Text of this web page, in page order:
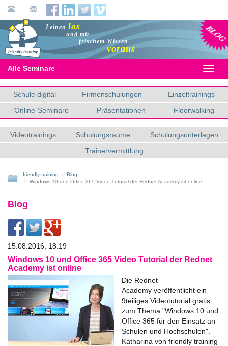
Blog
Leinen los
und mit
frischem Wissen
voraus
Alle Seminare
Schule digital Firmenschulungen
Einzeltrainings
Online-Seminare
Präsentationen Floorwalking
Videotrainings Schulungsräume
Schulungsunterlagen
Trainervermittlung
friendly training
Blog
Windows 10 und Office 365 Video Tutorial der Rednet Academy ist online
Blog
15.08.2016, 18:19
Windows 10 und Office 365 Video Tutorial der Rednet
Academy ist online
Die Rednet
Academy veröffentlicht ein
9teiliges Videotutorial gratis
zum Thema "Windows 10 und
Office 365 für den Einsatz an
Schulen und Hochschulen".
Katharina von friendly training